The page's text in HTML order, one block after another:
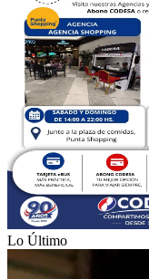
Lo Último